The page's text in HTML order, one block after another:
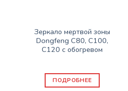
Зеркало мертвой зоны
Dongfeng C80, C100,
C120 с обогревом
ПОДРОБНЕЕ